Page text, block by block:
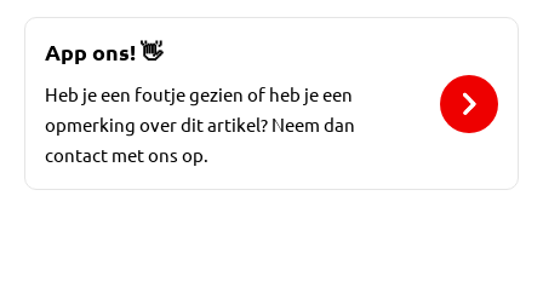
App ons!👋
Heb je een foutje gezien of heb je een
opmerking over dit artikel? Neem dan
contact met ons op.